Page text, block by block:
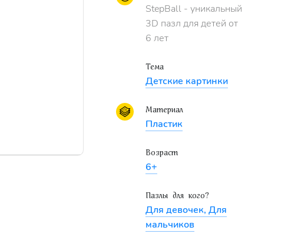
StepBall - уникальный
3D пазл для детей от
6 лет
Тема
Детские картинки
Материал
Пластик
Возраст
6+
Пазлы для кого?
Для девочек, Для
мальчиков